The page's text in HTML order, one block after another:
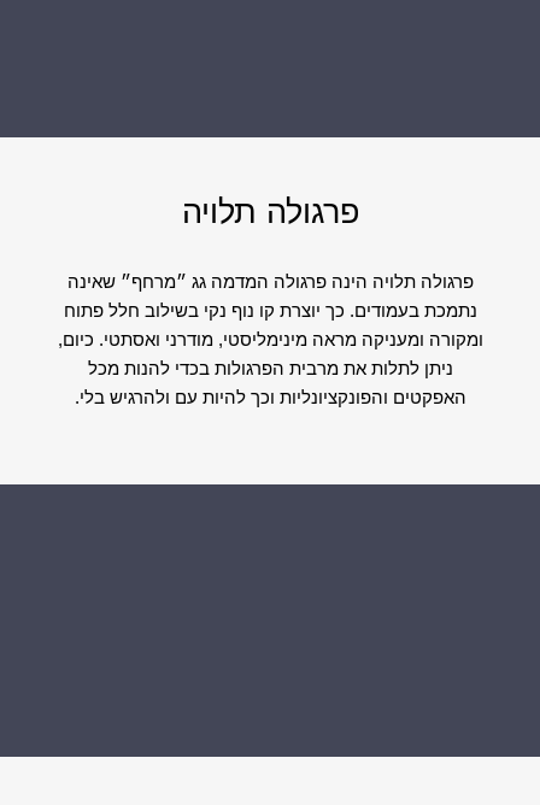
פרגולה תלויה
פרגולה תלויה הינה פרגולה המדמה גג ״מרחף״ שאינה
נתמכת בעמודים. כך יוצרת קו נוף נקי בשילוב חלל פתוח
ומקורה ומעניקה מראה מינימליסטי, מודרני ואסתטי. כיום,
ניתן לתלות את מרבית הפרגולות בכדי להנות מכל
האפקטים והפונקציונליות וכך להיות עם ולהרגיש בלי.